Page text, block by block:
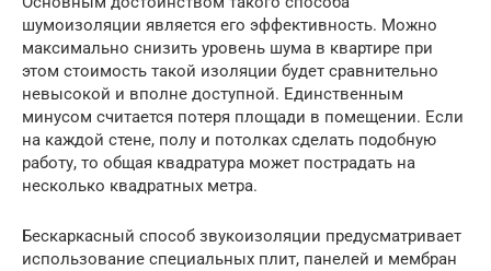
шумоизоляции является его эффективность. Можно
максимально снизить уровень шума в квартире при
этом стоимость такой изоляции будет сравнительно
невысокой и вполне доступной. Единственным
минусом считается потеря площади в помещении. Если
на каждой стене, полу и потолках сделать подобную
работу, то общая квадратура может пострадать на
несколько квадратных метра.
Бескаркасный способ звукоизоляции предусматривает
использование специальных плит, панелей и мембран